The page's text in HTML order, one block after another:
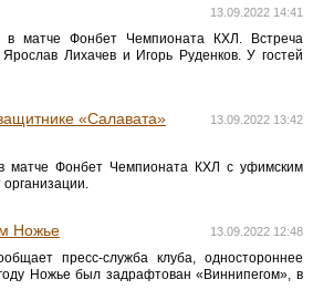
13.09.2022 14:41
в матче Фонбет Чемпионата КХЛ. Встреча
Лихачев и Игорь Руденков. У гостей
13.09.2022 13:42
«Салавата»
матче Фонбет Чемпионата КХЛ с уфимским
13.09.2022 12:48
Ножье
пресс-служба клуба, одностороннее
Ножье был задрафтован «Виннипегом», в